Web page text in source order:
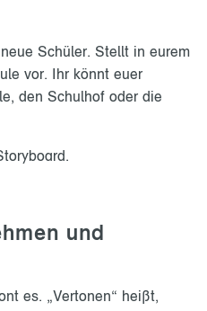
Schüler. Stellt in eurem
vor. Ihr könnt euer
den Schulhof oder die
und
es. „Vertonen“ heißt,